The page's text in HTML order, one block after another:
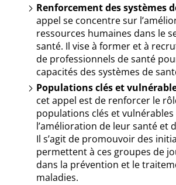
Renforcement des systèmes
appel se concentre sur
ressources humaines dans le
santé. Il vise à former et à
de professionnels de santé
capacités des systèmes de
Populations clés et
cet appel est de renforcer le
populations clés et vulnérables
l’amélioration de leur santé et
Il s’agit de promouvoir des
permettent à ces groupes de
dans la prévention et le
maladies.